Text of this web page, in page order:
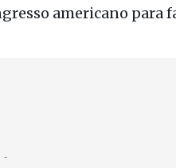
americano para